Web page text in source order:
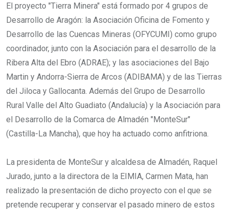
El proyecto "Tierra Minera" está formado por 4 grupos de
Desarrollo de Aragón: la Asociación Oficina de Fomento y
Desarrollo de las Cuencas Mineras (OFYCUMI) como grupo
coordinador, junto con la Asociación para el desarrollo de la
Ribera Alta del Ebro (ADRAE); y las asociaciones del Bajo
Martin y Andorra-Sierra de Arcos (ADIBAMA) y de las Tierras
del Jiloca y Gallocanta. Además del Grupo de Desarrollo
Rural Valle del Alto Guadiato (Andalucía) y la Asociación para
el Desarrollo de la Comarca de Almadén "MonteSur"
(Castilla-La Mancha), que hoy ha actuado como anfitriona.
La presidenta de MonteSur y alcaldesa de Almadén, Raquel
Jurado, junto a la directora de la EIMIA, Carmen Mata, han
realizado la presentación de dicho proyecto con el que se
pretende recuperar y conservar el pasado minero de estos